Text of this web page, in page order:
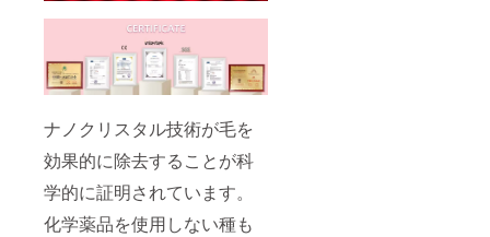
ナノクリスタル技術が毛を
効果的に除去することが科
学的に証明されています。
化学薬品を使用しない種も